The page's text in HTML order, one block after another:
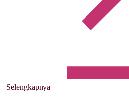
Selengkapnya